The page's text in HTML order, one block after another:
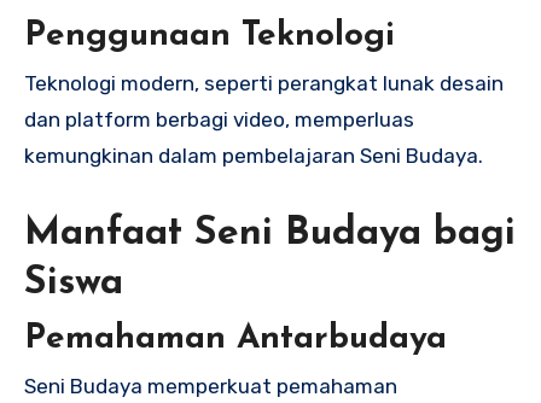
Penggunaan Teknologi
Teknologi modern, seperti perangkat lunak desain
dan platform berbagi video, memperluas
kemungkinan dalam pembelajaran Seni Budaya.
Manfaat Seni Budaya bagi
Siswa
Pemahaman Antarbudaya
Seni Budaya memperkuat pemahaman